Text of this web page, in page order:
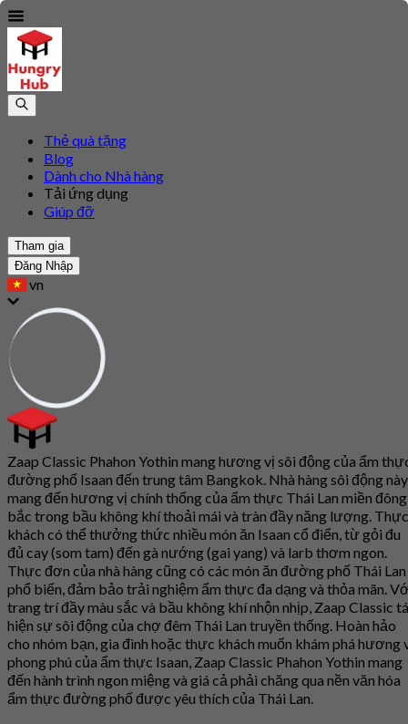
Thẻ quà tặng
Blog
Dành cho Nhà hàng
Tải ứng dụng
Giúp đỡ
Tham gia
Đăng Nhập
vn
Zaap Classic Phahon Yothin mang hương vị sôi động của ẩm
đường phố Isaan đến trung tâm Bangkok. Nhà hàng sôi động này
mang đến hương vị chính thống của ẩm thực Thái Lan miền đông
bắc trong bầu không khí thoải mái và tràn đầy năng lượng. Thực
khách có thể thưởng thức nhiều món ăn Isaan cổ điển, từ gỏi đu
đủ cay (som tam) đến gà nướng (gai yang) và larb thơm ngon.
Thực đơn của nhà hàng cũng có các món ăn đường phố Thái Lan
phổ biến, đảm bảo trải nghiệm ẩm thực đa dạng và thỏa mãn.
trang trí đầy màu sắc và bầu không khí nhộn nhịp, Zaap Classic
hiện sự sôi động của chợ đêm Thái Lan truyền thống. Hoàn hảo
cho nhóm bạn, gia đình hoặc thực khách muốn khám phá hương
phong phú của ẩm thực Isaan, Zaap Classic Phahon Yothin mang
đến hành trình ngon miệng và giá cả phải chăng qua nền văn hóa
ẩm thực đường phố được yêu thích của Thái Lan.